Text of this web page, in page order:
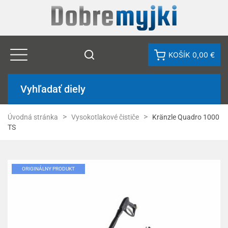
KOŠÍK 0,00 €
Vyhľadať diely
Úvodná stránka Vysokotlakové čističe
Kränzle Quadro 1000
TS
ORIGINÁLNY PRODUKT